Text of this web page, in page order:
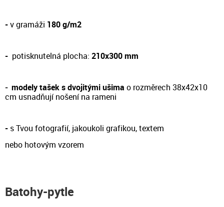
-v gramáži 180 g/m2
- potisknutelná plocha: 210x300 mm
- modely tašek s dvojitými ušima o rozměrech 38x42x10
cm usnadňují nošení na rameni
- s Tvou fotografií, jakoukoli grafikou, textem
nebo hotovým vzorem
Batohy-pytle